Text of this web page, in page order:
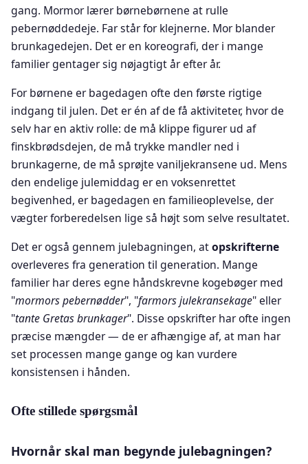
gang. Mormor lærer børnebørnene at rulle
pebernøddedeje. Far står for klejnerne. Mor blander
brunkagedejen. Det er en koreografi, der i mange
familier gentager sig nøjagtigt år efter år.
For børnene er bagedagen ofte den første rigtige
indgang til julen. Det er én af de få aktiviteter, hvor de
selv har en aktiv rolle: de må klippe figurer ud af
finskbrødsdejen, de må trykke mandler ned i
brunkagerne, de må sprøjte vaniljekransene ud. Mens
den endelige julemiddag er en voksenrettet
begivenhed, er bagedagen en familieoplevelse, der
vægter forberedelsen lige så højt som selve resultatet.
Det er også gennem julebagningen, atopskrifterne
overleveres fra generation til generation. Mange
familier har deres egne håndskrevne kogebøger med
"mormors pebernødder", "farmors julekransekage" eller
"tante Gretas brunkager". Disse opskrifter har ofte ingen
præcise mængder — de er afhængige af, at man har
set processen mange gange og kan vurdere
konsistensen i hånden.
Ofte stillede spørgsmål
Hvornår skal man begynde julebagningen?